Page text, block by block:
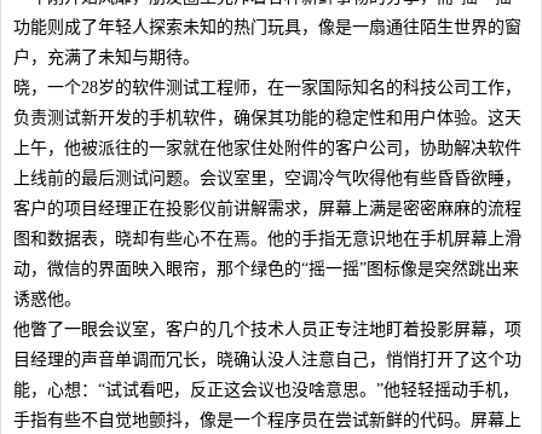
功能则成了年轻人探索未知的热门玩具，像是一扇通往陌生世界的窗
户，充满了未知与期待。
晓，一个28岁的软件测试工程师，在一家国际知名的科技公司工作，
负责测试新开发的手机软件，确保其功能的稳定性和用户体验。这天
上午，他被派往的一家就在他家住处附件的客户公司，协助解决软件
上线前的最后测试问题。会议室里，空调冷气吹得他有些昏昏欲睡，
客户的项目经理正在投影仪前讲解需求，屏幕上满是密密麻麻的流程
图和数据表，晓却有些心不在焉。他的手指无意识地在手机屏幕上滑
动，微信的界面映入眼帘，那个绿色的“摇一摇”图标像是突然跳出来
诱惑他。
他瞥了一眼会议室，客户的几个技术人员正专注地盯着投影屏幕，项
目经理的声音单调而冗长，晓确认没人注意自己，悄悄打开了这个功
能，心想：“试试看吧，反正这会议也没啥意思。”他轻轻摇动手机，
手指有些不自觉地颤抖，像是一个程序员在尝试新鲜的代码。屏幕上